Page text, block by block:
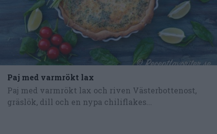
Paj med varmrökt lax
Paj med varmrökt lax och riven Västerbottenost,
gräslök, dill och en nypa chiliflakes...